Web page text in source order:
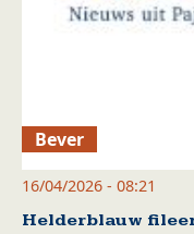
Bever
16/04/2026 - 08:21
Helderblauw